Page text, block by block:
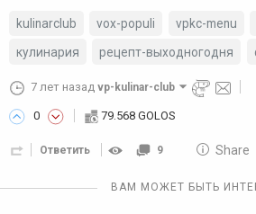
kulinarclub vox-populi vpkc-menu
кулинария
рецепт-выходногодня
7 лет назад vp-kulinar-club
0 79.568 GOLOS
Ответить 9 Share
Reward
10 GOLOS
ВАМ МОЖЕТ БЫТЬ